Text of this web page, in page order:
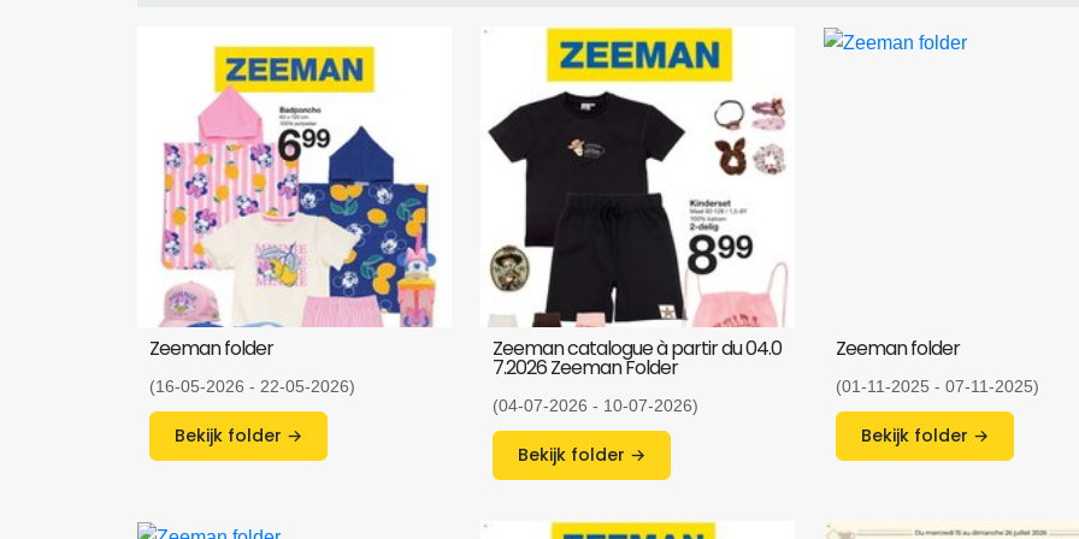
Zeeman folder
(16-05-2026 - 22-05-2026)
Bekijk folder →
Zeeman catalogue à partir du 04.0
7.2026 Zeeman Folder
(04-07-2026 - 10-07-2026)
Bekijk folder →
Zeeman folder
(01-11-2025 - 07-11-2025)
Bekijk folder →